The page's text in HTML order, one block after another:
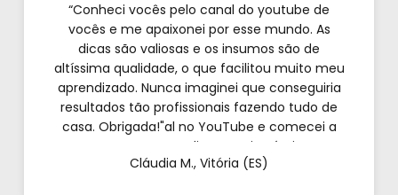
“Conheci vocês pelo canal do youtube de
vocês e me apaixonei por esse mundo. As
dicas são valiosas e os insumos são de
altíssima qualidade, o que facilitou muito meu
aprendizado. Nunca imaginei que conseguiria
resultados tão profissionais fazendo tudo de
casa. Obrigada!"al no YouTube e comecei a
testar em casa. As dicas são incríveis e os
produtos são exatamente como mostram nos
Cláudia M., Vitória (ES)